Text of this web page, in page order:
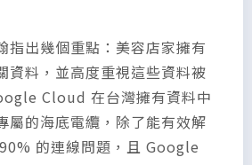
指出幾個重點：美容店家擁有
資料，並高度重視這些資料被
Cloud 在台灣擁有資料中
屬的海底電纜，除了能有效解
的連線問題，且 Google